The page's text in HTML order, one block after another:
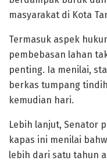
masyarakat di Kota
Termasuk aspek
pembebasan lahan
penting. Ia menilai,
berkas tumpang
kemudian hari.
Lebih lanjut, Senator
kapas ini menilai
lebih dari satu tahun